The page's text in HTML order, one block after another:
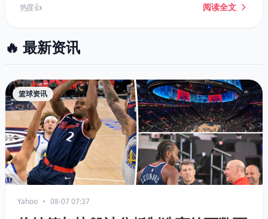
下，国际足联承认FFE提案处理失误，但风波远未平
热度 👍 阅读全文
🔥 最新资讯
篮球资讯
Yahoo • 08-07 07:37